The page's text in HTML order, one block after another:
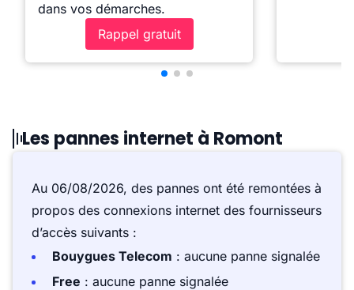
dans vos démarches.
Rappel gratuit
Les pannes internet à Romont
Au 06/08/2026, des pannes ont été remontées à
propos des connexions internet des fournisseurs
d’accès suivants :
Bouygues Telecom : aucune panne signalée
Free : aucune panne signalée